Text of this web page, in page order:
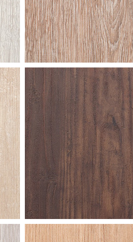
indian
dark oak